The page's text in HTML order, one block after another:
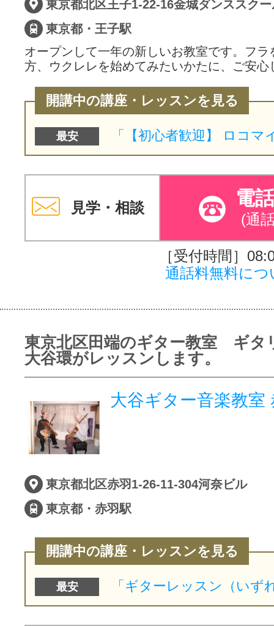
東京都北区王子1-22-16金城ダンススクー
東京都・王子駅
オープンして一年の新しいお教室です。フラ
方、ウクレレを始めてみたいかたに、ご安
開講中の講座・レッスンを見る
最安
見学・相談 電
(通
［受付時間］
通話料無料につ
東京北区田端のギター教室 ギタ
大谷環がレッスンします。
大谷ギター音楽教室
東京都北区赤羽1-26-11-304河奈ビル
東京都・赤羽駅
開講中の講座・レッスンを見る
最安